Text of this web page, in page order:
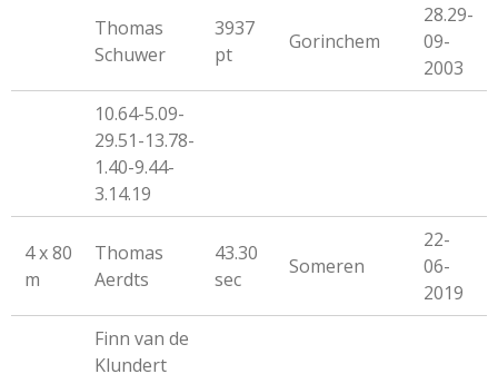
Thomas
Schuwer
3937
pt
Gorinchem
28.29-
09-
2003
10.64-5.09-
29.51-13.78-
1.40-9.44-
3.14.19
4 x 80
m
Thomas
Aerdts
43.30
sec
Someren
22-
06-
2019
Finn van de
Klundert